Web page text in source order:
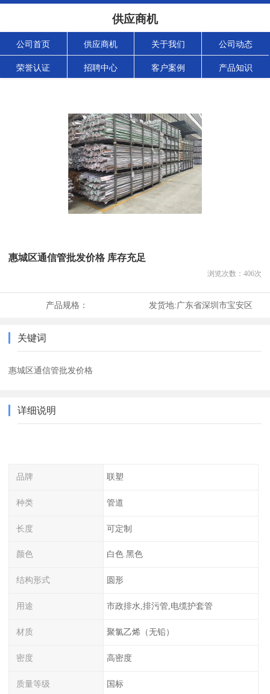
供应商机
公司首页 供应商机 关于我们 公司动态
荣誉认证 招聘中心 客户案例 产品知识
惠城区通信管批发价格 库存充足
浏览次数： 406次
产品规格： 发货地:广东省深圳市宝安区
关键词
惠城区通信管批发价格
详细说明
品牌 联塑
种类 管道
长度 可定制
颜色 白色 黑色
结构形式 圆形
用途 市政排水,排污管,电缆护套管
材质 聚氯乙烯（无铅）
密度 高密度
质量等级 国标